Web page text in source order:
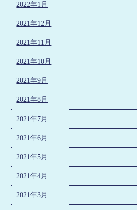
2022年1月
2021年12月
2021年11月
2021年10月
2021年9月
2021年8月
2021年7月
2021年6月
2021年5月
2021年4月
2021年3月